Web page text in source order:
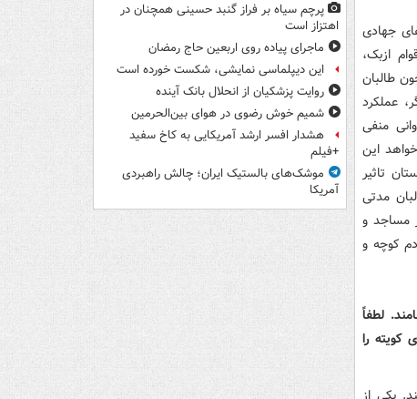
جهادی
ازبک،
طالبان
عملکرد
منفی
این
تاثیر
مدتی
مساجد و
کوچه و
لطفاً
کویته را
پرچم سیاه بر فراز گنبد حسینی همچنان در
اهتزاز است
ماجرای پیاده روی اربعین حاج رمضان
این دیپلماسی نمایشی، شکست خورده است
روایت پزشکیان از انحلال بانک آینده
شمیم خوش رضوی در هوای بین‌الحرمین
هشدار افسر ارشد آمریکایی به کاخ سفید
+فیلم
موشک‌های بالستیک ایران؛ چالش راهبردی
آمریکا